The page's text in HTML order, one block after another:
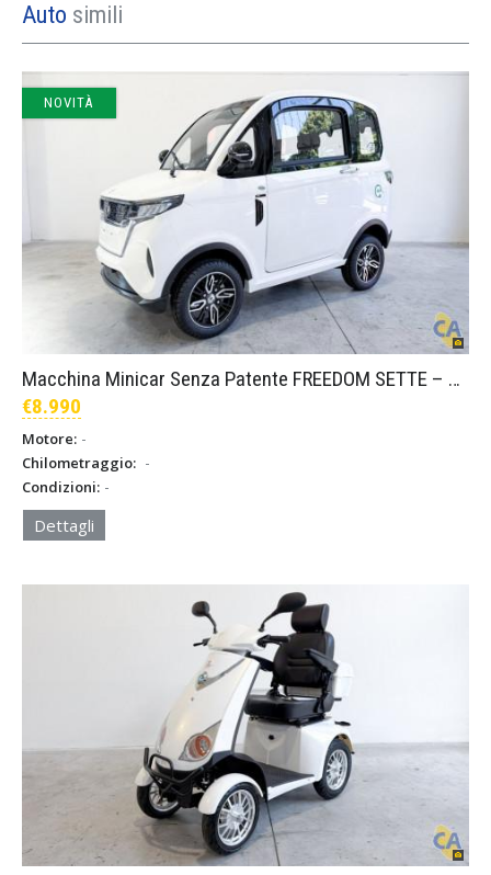
Auto simili
NOVITÀ
Macchina Minicar Senza Patente FREEDOM SETTE – Bianco
€8.990
Motore: -
Chilometraggio: -
Condizioni: -
Dettagli